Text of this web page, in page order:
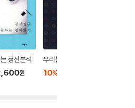
정신분석
원
우리는 가족일까
10%